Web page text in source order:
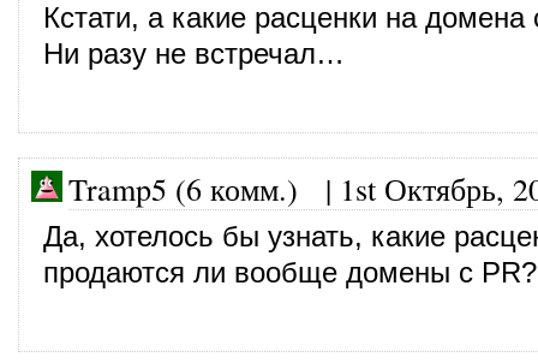
Кстати, а какие расценки на домена
Ни разу не встречал…
Tramp5 (6 комм.) | 1st Октябрь,
Да, хотелось бы узнать, какие
продаются ли вообще домены с PR?